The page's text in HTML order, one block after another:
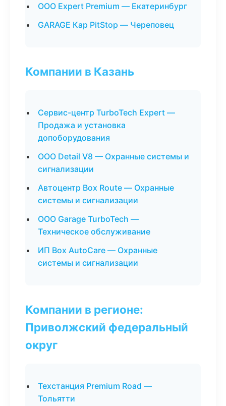
ООО Expert Premium — Екатеринбург
GARAGE Кар PitStop — Череповец
Компании в Казань
Сервис-центр TurboTech Expert —
Продажа и установка
допоборудования
ООО Detail V8 — Охранные системы и
сигнализации
Автоцентр Box Route — Охранные
системы и сигнализации
ООО Garage TurboTech —
Техническое обслуживание
ИП Box AutoCare — Охранные
системы и сигнализации
Компании в регионе:
Приволжский федеральный
округ
Техстанция Premium Road —
Тольятти